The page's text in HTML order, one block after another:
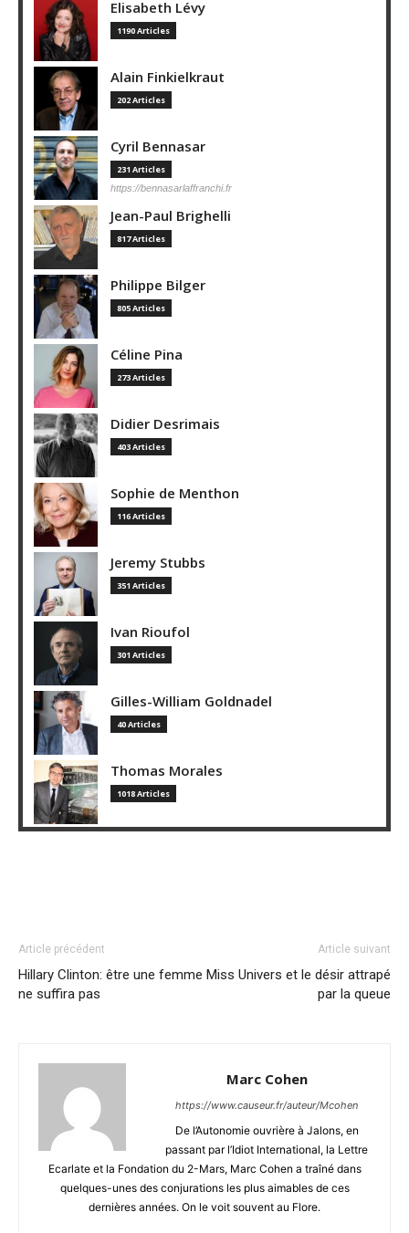
Elisabeth Lévy
1190 Articles
Alain Finkielkraut
202 Articles
Cyril Bennasar
231 Articles
https://bennasarlaffranchi.fr
Jean-Paul Brighelli
817 Articles
Philippe Bilger
805 Articles
Céline Pina
273 Articles
Didier Desrimais
403 Articles
Sophie de Menthon
116 Articles
Jeremy Stubbs
351 Articles
Ivan Rioufol
301 Articles
Gilles-William Goldnadel
40 Articles
Thomas Morales
1018 Articles
Article précédent
Hillary Clinton: être une femme
ne suffira pas
Article suivant
Miss Univers et le désir attrapé
par la queue
Marc Cohen
https://www.causeur.fr/auteur/Mcohen
De l’Autonomie ouvrière à Jalons, en
passant par l’Idiot International, la Lettre
Ecarlate et la Fondation du 2-Mars, Marc Cohen a traîné dans
quelques-unes des conjurations les plus aimables de ces
dernières années. On le voit souvent au Flore.